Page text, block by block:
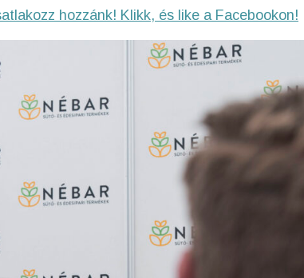
hozzánk! Klikk, és like a Facebookon!